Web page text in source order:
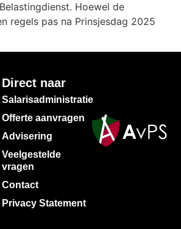
Hoewel de
regels pas na Prinsjesdag 2025
Direct naar
Salarisadministratie
Offerte aanvragen
Advisering
Veelgestelde
vragen
Contact
Privacy Statement